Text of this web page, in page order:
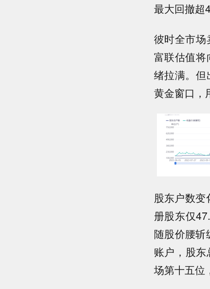
最大回撤超
彼时全市
富联估值
绪拉满。
黄金窗口，
股东户数
册股东仅
随股价腰
账户，股
场第十五位